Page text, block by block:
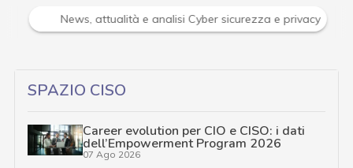
Attacchi hacker e Malware: le ultime news in tempo
SPAZIO CISO
Career evolution per CIO e CISO: i dati
dell’Empowerment Program 2026
07 Ago 2026